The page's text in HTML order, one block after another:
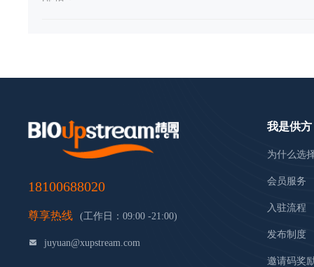
18100688020
尊享热线 (工作日：09:00 -21:00)
juyuan@xupstream.com
我是供方
为什么选
会员服务
入驻流程
发布制度
邀请码奖